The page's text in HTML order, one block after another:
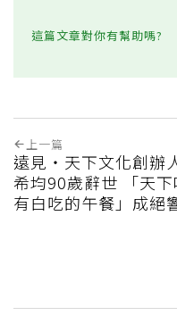
這篇文章對你有幫助嗎?
上一篇
遠見‧天下文化創辦
希均90歲辭世 「天下
有白吃的午餐」成絕